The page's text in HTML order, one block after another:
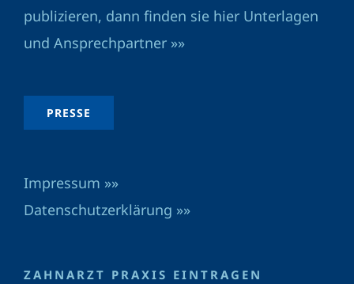
publizieren, dann finden sie hier Unterlagen
und Ansprechpartner »»
PRESSE
Impressum »»
Datenschutzerklärung »»
ZAHNARZT PRAXIS EINTRAGEN